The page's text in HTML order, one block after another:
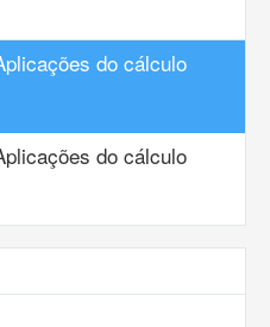
do cálculo
do cálculo